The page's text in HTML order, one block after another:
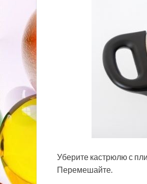
Уберите кастрюлю с
Перемешайте.